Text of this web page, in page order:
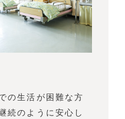
の生活が困難な方
続のように安心し